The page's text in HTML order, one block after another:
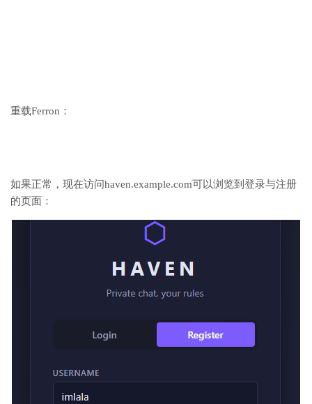
重载Ferron：
如果正常，现在访问haven.example.com可以浏览到登录与注册
的页面：